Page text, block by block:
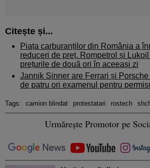
Citește și...
Piața carburanților din România a
reduceri de preț. Rompetrol și
prețurile de două ori în aceeași zi
Jannik Sinner are Ferrari și
de patru ori examenul pentru
Tags: camion blindat protestatari rostech
Urmărește Promotor pe